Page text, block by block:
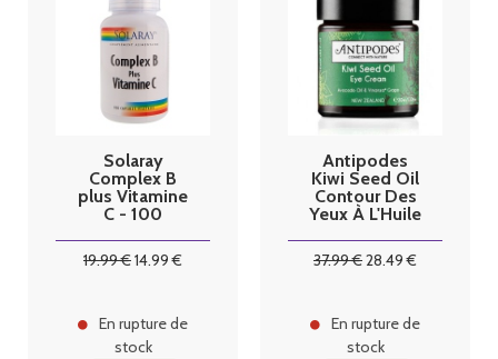
Solaray
Complex B
plus Vitamine
C - 100
végétales
19.99€14.99 €
En rupture de
stock
Antipodes
Kiwi Seed Oil
Contour Des
Yeux À L'Huile
37.99€28.49 €
En rupture de
stock